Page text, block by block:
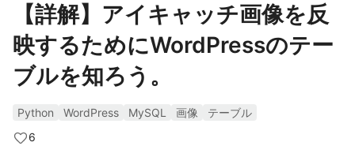
【詳解】アイキャッチ画像を反
映するためにWordPressのテー
ブルを知ろう。
Python WordPress MySQL 画像
テーブル
6